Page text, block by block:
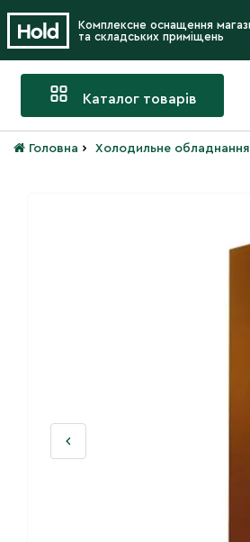
Комплексне оснащення
та складських приміщень
Каталог товарів
Головна › Холодильне обладнання